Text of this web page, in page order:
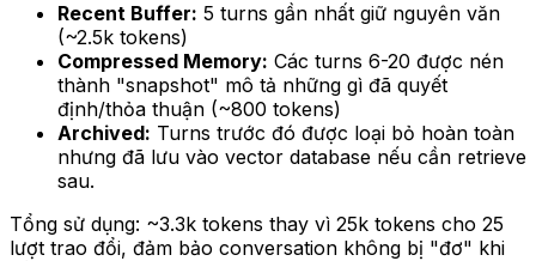
Recent Buffer: 5 turns gần nhất giữ nguyên văn
(~2.5k tokens)
Compressed Memory: Các turns 6-20 được nén
thành "snapshot" mô tả những gì đã quyết
định/thỏa thuận (~800 tokens)
Archived: Turns trước đó được loại bỏ hoàn toàn
nhưng đã lưu vào vector database nếu cần retrieve
sau.
Tổng sử dụng: ~3.3k tokens thay vì 25k tokens cho 25
lượt trao đổi, đảm bảo conversation không bị "đơ" khi